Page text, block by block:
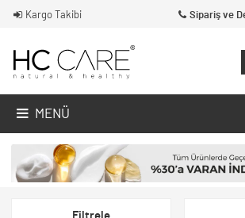
Kargo Takibi Sipariş ve
MENÜ